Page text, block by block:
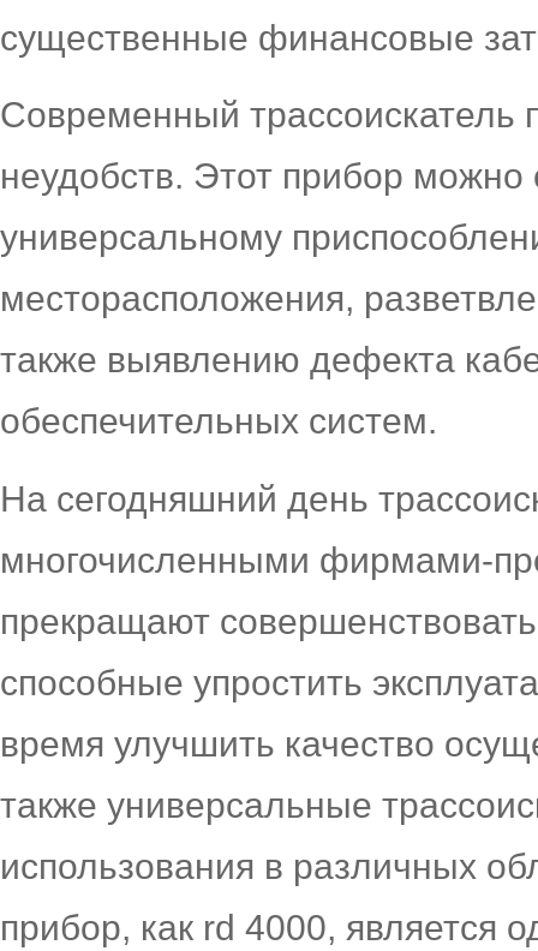
существенные финансовые
Современный трассоискатель
неудобств. Этот прибор
универсальному
месторасположения,
также выявлению дефекта
обеспечительных систем.
На сегодняшний день
многочисленными фирмами-
прекращают
способные упростить
время улучшить качество
также универсальные
использования в различных
прибор, как rd 4000, является